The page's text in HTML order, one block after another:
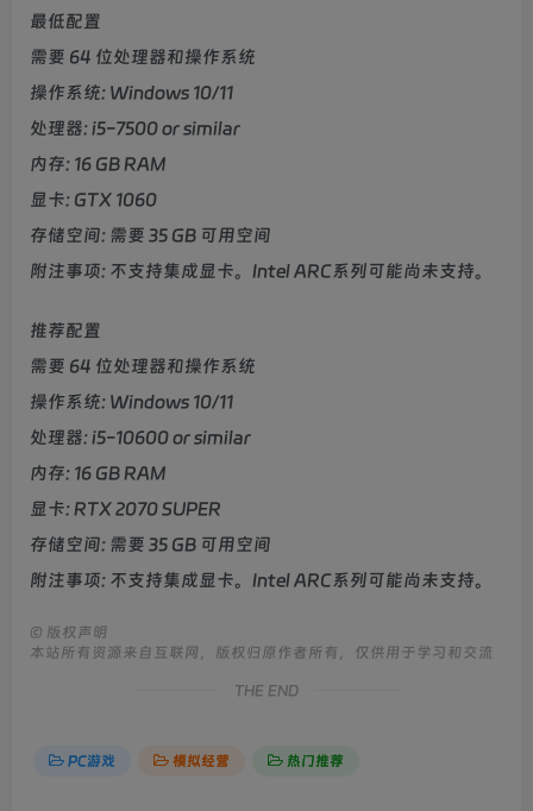
最低配置
需要 64 位处理器和操作系统
操作系统: Windows 10/11
处理器: i5-7500 or similar
内存: 16 GB RAM
显卡: GTX 1060
存储空间: 需要 35 GB 可用空间
附注事项: 不支持集成显卡。Intel ARC系列可能尚未支持。
推荐配置
需要 64 位处理器和操作系统
操作系统: Windows 10/11
处理器: i5-10600 or similar
内存: 16 GB RAM
显卡: RTX 2070 SUPER
存储空间: 需要 35 GB 可用空间
附注事项: 不支持集成显卡。Intel ARC系列可能尚未支持。
© 版权声明
本站所有资源来自互联网，版权归原作者所有，仅供用于学习和交流
THE END
PC游戏 模拟经营 热门推荐